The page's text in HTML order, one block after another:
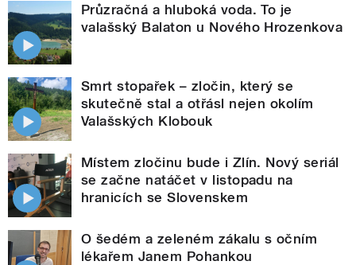
Průzračná a hluboká voda. To je
valašský Balaton u Nového Hrozenkova
Smrt stopařek – zločin, který se
skutečně stal a otřásl nejen okolím
Valašských Klobouk
Místem zločinu bude i Zlín. Nový seriál
se začne natáčet v listopadu na
hranicích se Slovenskem
O šedém a zeleném zákalu s očním
lékařem Janem Pohankou